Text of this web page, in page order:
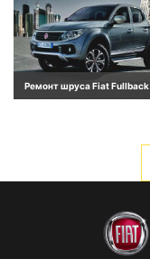
Ремонт шруса Fiat Fullback